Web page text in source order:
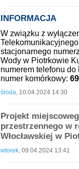
INFORMACJA
W związku z
stacjonarnego
Wody w Piotrkowie
numerem telefonu do
numer komórkowy:
środa, 10.04.2024 14:30
Projekt
przestrzennego w
Włocławskiej w
wtorek, 09.04.2024 13:41